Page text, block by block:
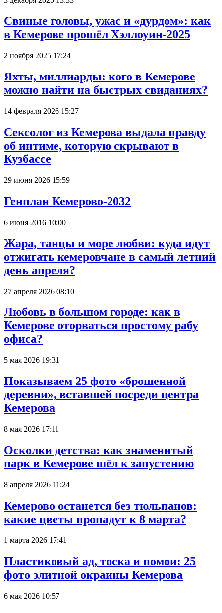
Свиные головы, ужас и «дурдом»: как
в Кемерове прошёл Хэллоуин-2025
2 ноября 2025 17:24
Яхты, миллиарды: кого в Кемерове
можно найти на быстрых свиданиях?
14 февраля 2026 15:27
Сексолог из Кемерова выдала правду
об интиме, которую скрывают в
Кузбассе
29 июня 2026 15:59
Генплан Кемерово-2032
6 июня 2016 10:00
Жара, танцы и море любви: куда идут
отжигать кемеровчане в самый летний
день апреля?
27 апреля 2026 08:10
Любовь в большом городе: как в
Кемерове оторваться простому рабу
офиса?
5 мая 2026 19:31
Показываем 25 фото «брошенной
деревни», вставшей посреди центра
Кемерова
8 мая 2026 17:11
Осколки детства: как знаменитый
парк в Кемерове шёл к запустению
8 апреля 2026 11:24
Кемерово останется без тюльпанов:
какие цветы пропадут к 8 марта?
1 марта 2026 17:41
Пластиковый ад, тоска и помои: 25
фото элитной окраины Кемерова
6 мая 2026 10:57